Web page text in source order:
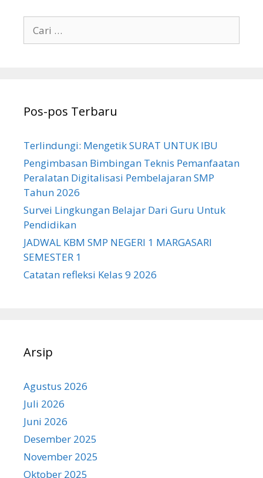
untuk:
Pos-pos Terbaru
Terlindungi: Mengetik SURAT UNTUK IBU
Pengimbasan Bimbingan Teknis Pemanfaatan
Peralatan Digitalisasi Pembelajaran SMP
Tahun 2026
Survei Lingkungan Belajar Dari Guru Untuk
Pendidikan
JADWAL KBM SMP NEGERI 1 MARGASARI
SEMESTER 1
Catatan refleksi Kelas 9 2026
Arsip
Agustus 2026
Juli 2026
Juni 2026
Desember 2025
November 2025
Oktober 2025